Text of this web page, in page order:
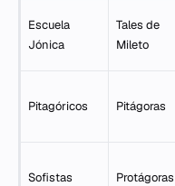
Escuela
Jónica
Tales de
Mileto
Pitagóricos Pitágoras
Sofistas Protágoras